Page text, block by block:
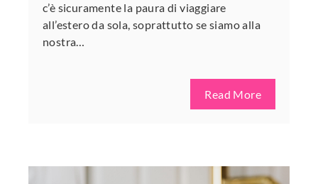
c’è sicuramente la paura di viaggiare
all’estero da sola, soprattutto se siamo alla
nostra…
Read More